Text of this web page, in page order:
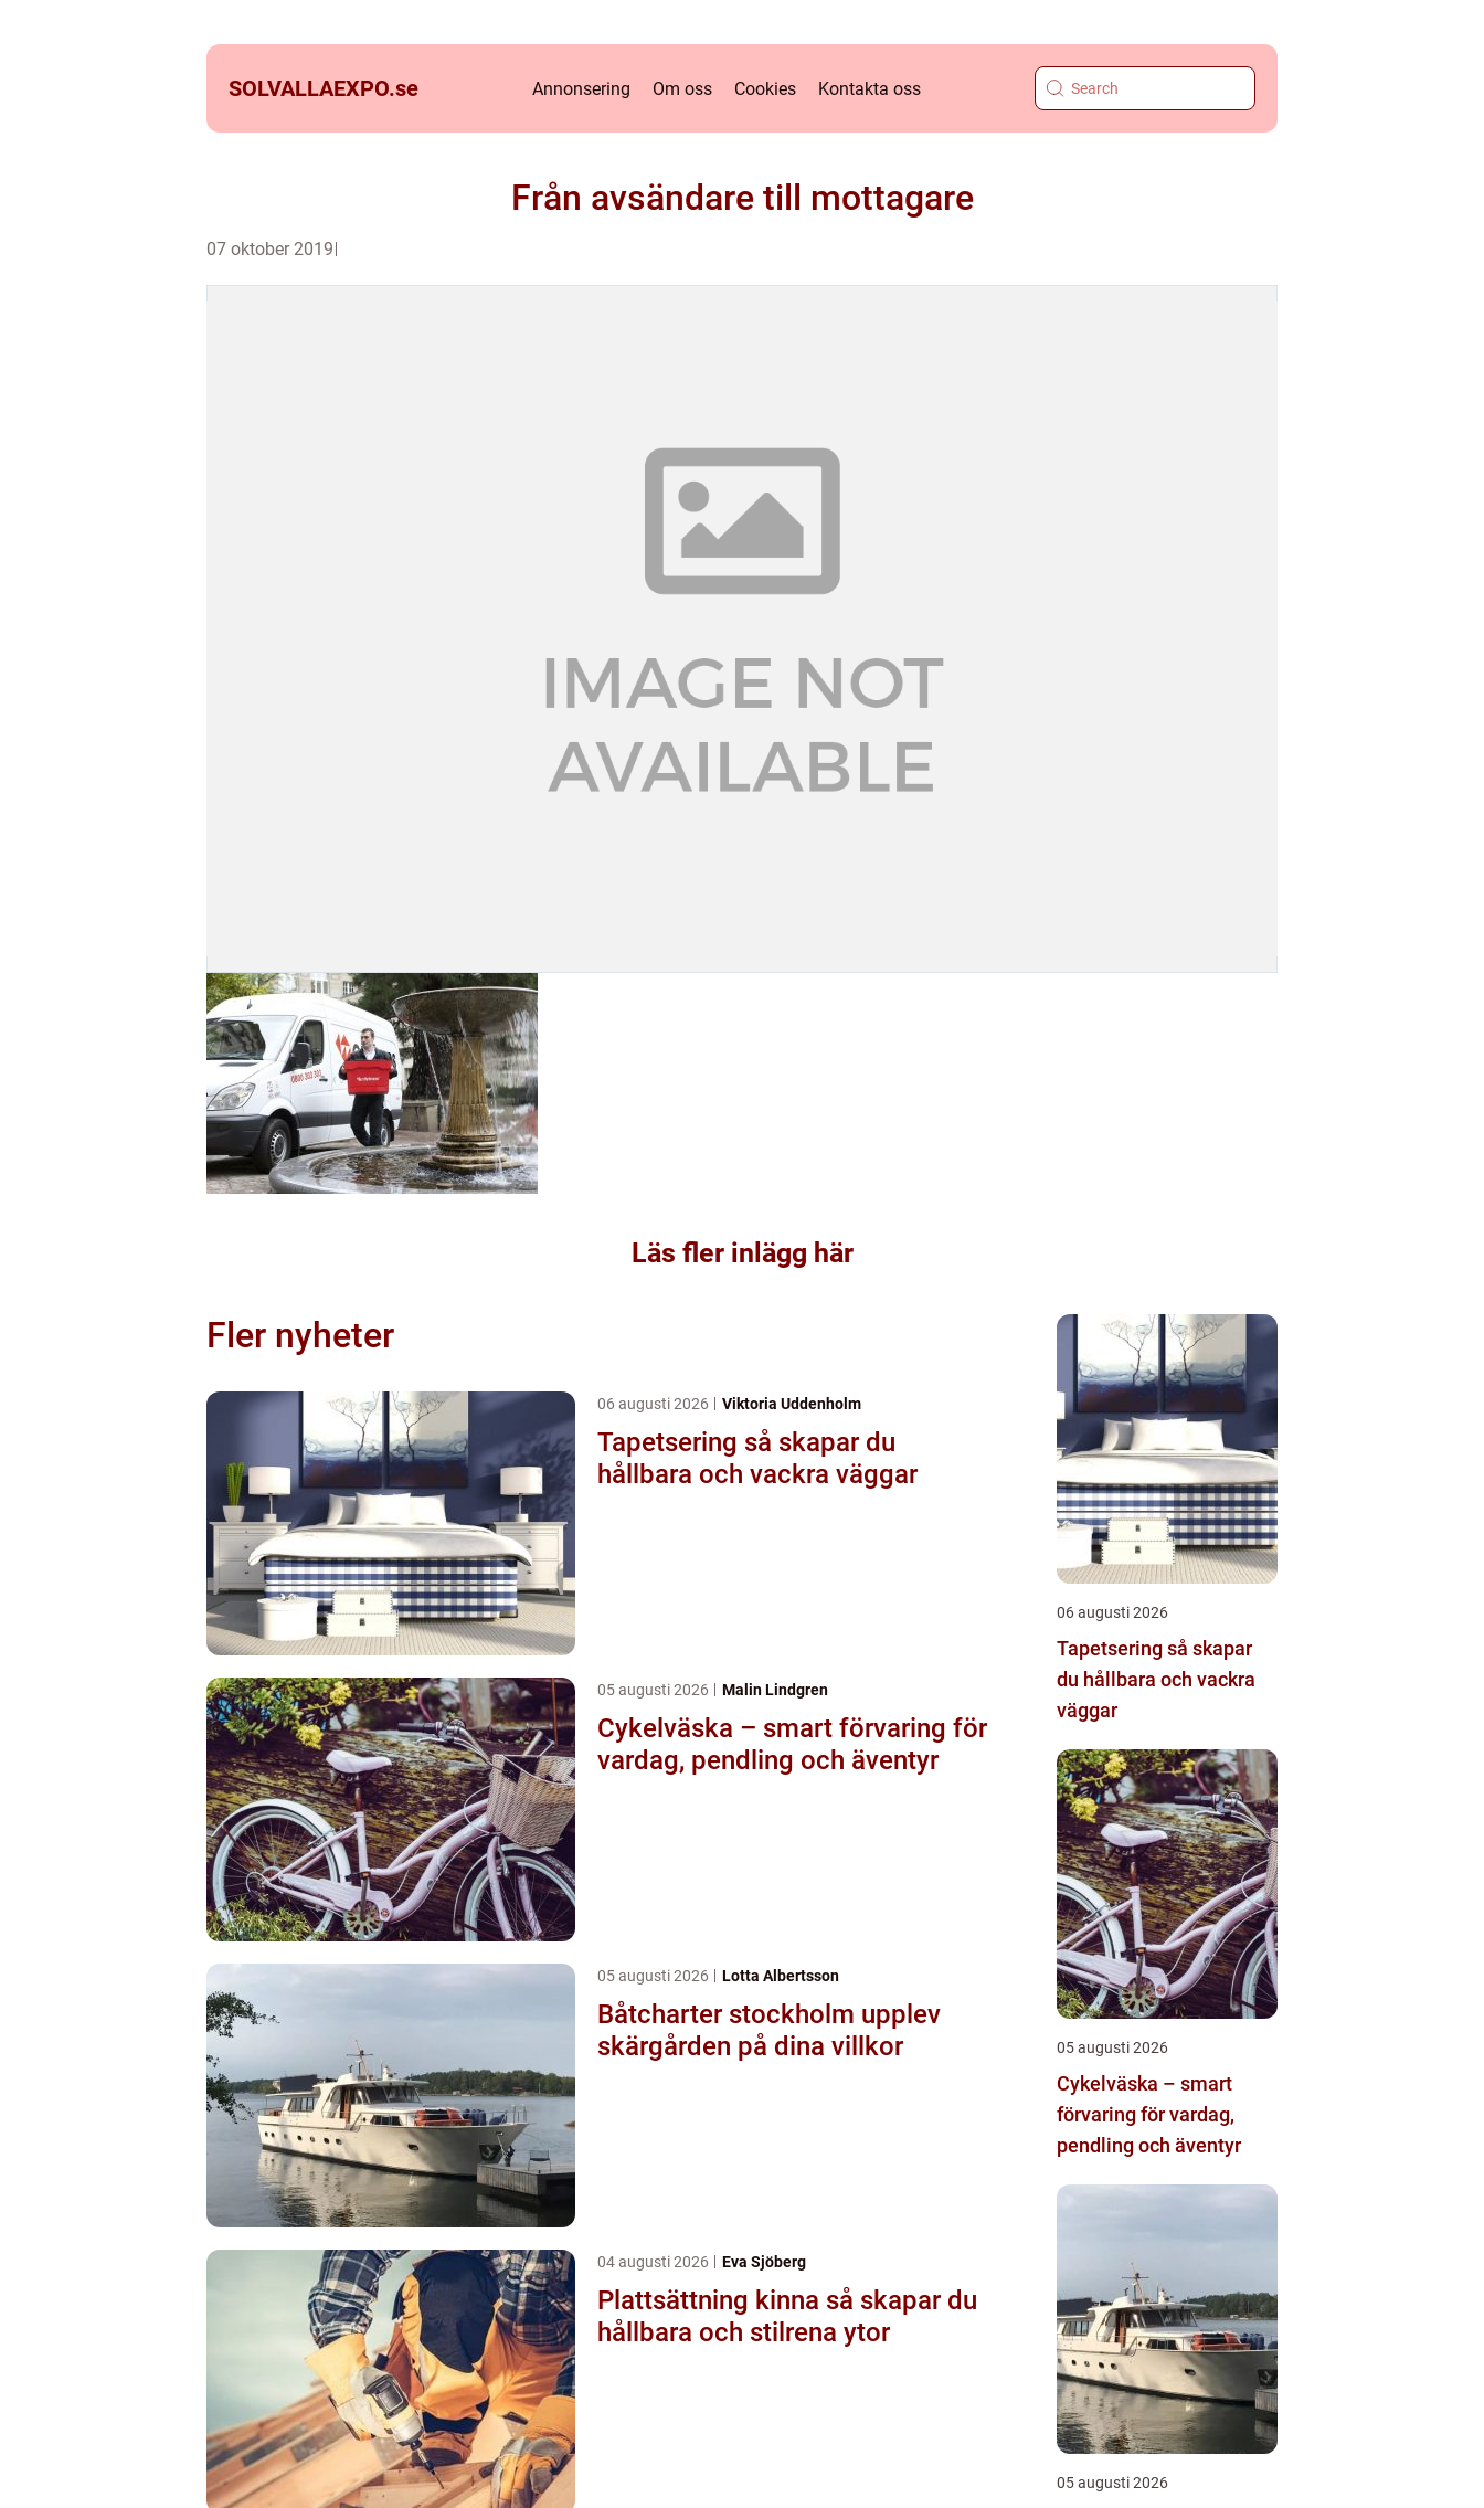
SOLVALLAEXPO.se Annonsering Om oss Cookies Kontakta oss
Från avsändare till mottagare
07 oktober 2019
Läs fler inlägg här
Fler nyheter
06 augusti 2026 Viktoria Uddenholm
Tapetsering så skapar du
hållbara och vackra väggar
05 augusti 2026 Malin Lindgren
Cykelväska – smart förvaring för
vardag, pendling och äventyr
05 augusti 2026 Lotta Albertsson
Båtcharter stockholm upplev
skärgården på dina villkor
04 augusti 2026 Eva Sjöberg
Plattsättning kinna så skapar du
hållbara och stilrena ytor
06 augusti 2026
Tapetsering så skapar
du hållbara och vackra
väggar
05 augusti 2026
Cykelväska – smart
förvaring för vardag,
pendling och äventyr
05 augusti 2026